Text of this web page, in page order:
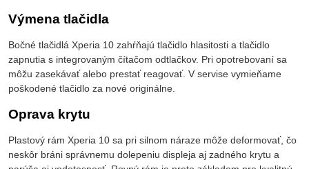
Výmena tlačidla
Bočné tlačidlá Xperia 10 zahŕňajú tlačidlo hlasitosti a tlačidlo
zapnutia s integrovaným čítačom odtlačkov. Pri opotrebovaní sa
môžu zasekávať alebo prestať reagovať. V servise vymieňame
poškodené tlačidlo za nové originálne.
Oprava krytu
Plastový rám Xperia 10 sa pri silnom náraze môže deformovať, čo
neskôr bráni správnemu dolepeniu displeja aj zadného krytu a